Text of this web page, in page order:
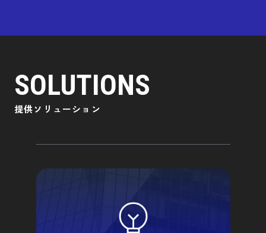
SOLUTIONS
SOLUTIONS
提供ソリューション